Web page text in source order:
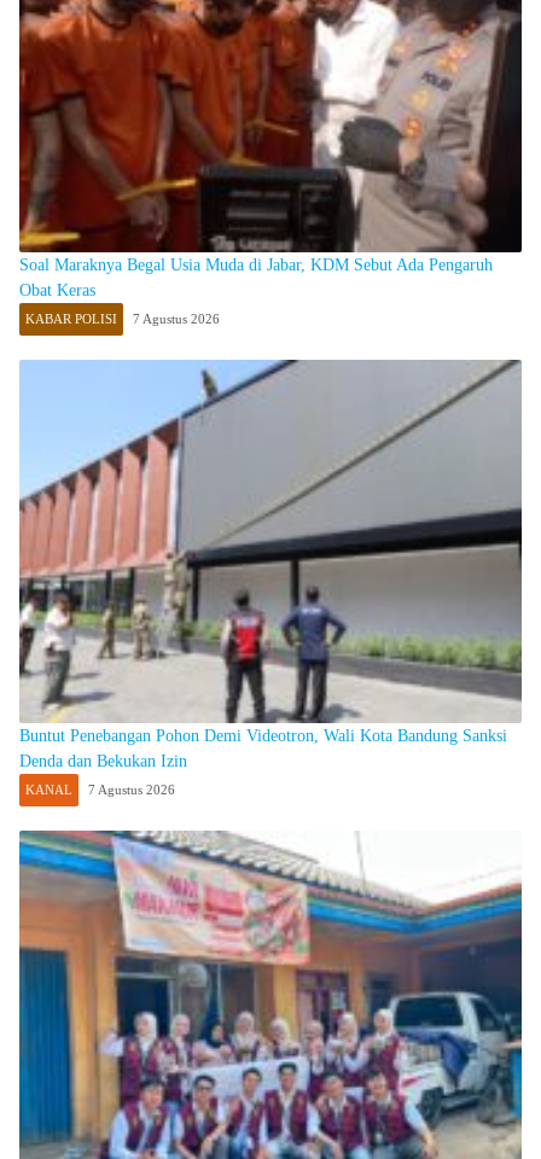
Soal Maraknya Begal Usia Muda di Jabar, KDM Sebut Ada Pengaruh
Obat Keras
KABAR POLISI 7 Agustus 2026
Buntut Penebangan Pohon Demi Videotron, Wali Kota Bandung Sanksi
Denda dan Bekukan Izin
KANAL 7 Agustus 2026